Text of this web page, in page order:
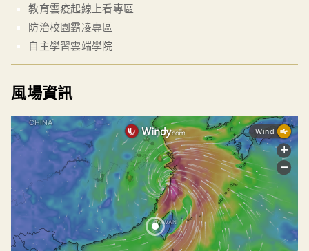
教育雲疫起線上看專區
防治校園霸凌專區
自主學習雲端學院
風場資訊